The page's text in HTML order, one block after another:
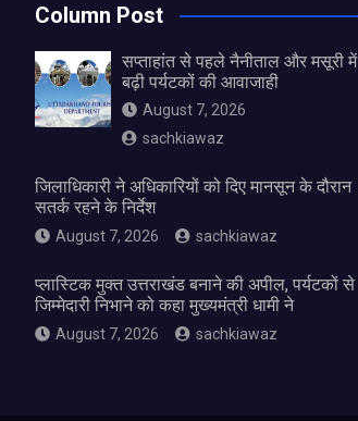
Column Post
सप्ताहांत से पहले नैनीताल और मसूरी में
बढ़ी पर्यटकों की आवाजाही
August 7, 2026
sachkiawaz
जिलाधिकारी ने अधिकारियों को दिए मानसून के दौरान
सतर्क रहने के निर्देश
August 7, 2026 sachkiawaz
प्लास्टिक मुक्त उत्तराखंड बनाने की अपील, पर्यटकों से
जिम्मेदारी निभाने को कहा मुख्यमंत्री धामी ने
August 7, 2026 sachkiawaz